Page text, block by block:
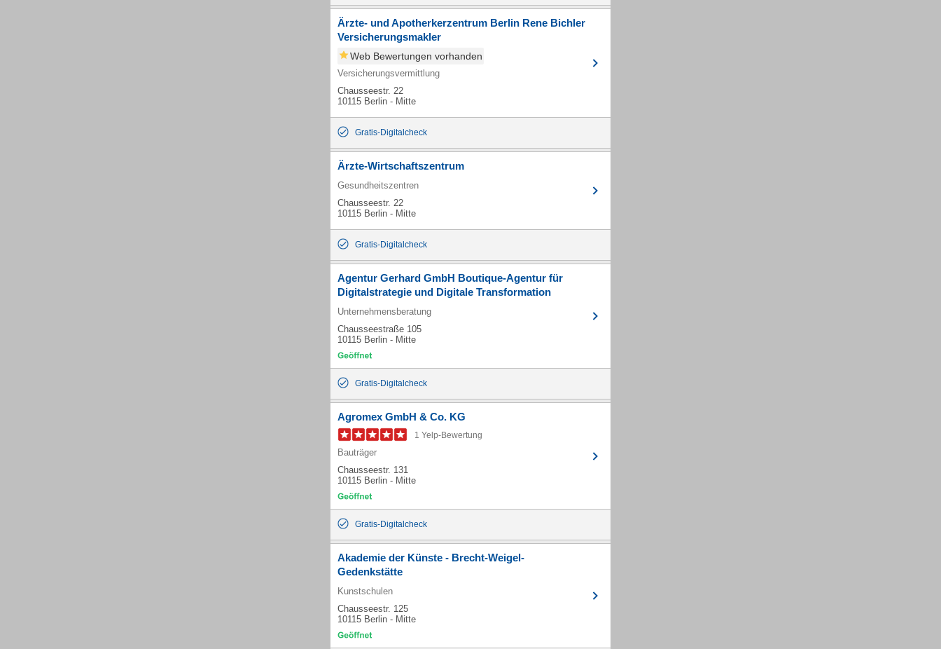
Ärzte- und Apotherkerzentrum Berlin Rene Bichler
Versicherungsmakler
Web Bewertungen vorhanden
Versicherungsvermittlung
Chausseestr. 22
10115 Berlin - Mitte
Gratis-Digitalcheck
Ärzte-Wirtschaftszentrum
Gesundheitszentren
Chausseestr. 22
10115 Berlin - Mitte
Gratis-Digitalcheck
Agentur Gerhard GmbH Boutique-Agentur für
Digitalstrategie und Digitale Transformation
Unternehmensberatung
Chausseestraße 105
10115 Berlin - Mitte
Gratis-Digitalcheck
Agromex GmbH & Co. KG
1 Yelp-Bewertung
Bauträger
Chausseestr. 131
10115 Berlin - Mitte
Gratis-Digitalcheck
Akademie der Künste - Brecht-Weigel-
Gedenkstätte
Kunstschulen
Chausseestr. 125
10115 Berlin - Mitte